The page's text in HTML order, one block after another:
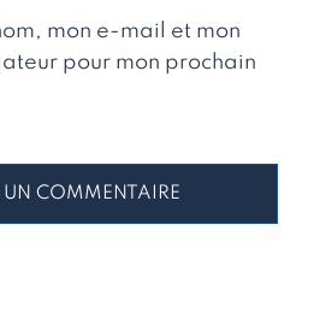
mon e-mail et mon
pour mon prochain